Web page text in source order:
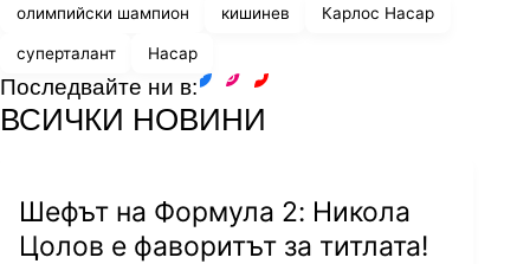
олимпийски шампион кишинев Карлос Насар
суперталант Насар
Последвайте ни в:
ВСИЧКИ НОВИНИ
Шефът на Формула 2: Никола
Цолов е фаворитът за титлата!